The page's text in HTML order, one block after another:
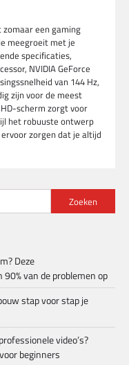
zomaar een gaming
meegroeit met je
specificaties,
NVIDIA GeForce
van 144 Hz,
zijn voor de meest
scherm zorgt voor
het robuuste ontwerp
zorgen dat je altijd
Zoeken
Deze
van de problemen op
stap voor stap je
video’s?
beginners